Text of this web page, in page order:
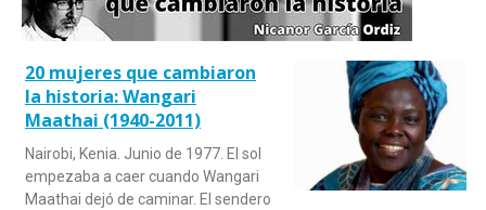
20 mujeres que cambiaron
la historia: Wangari
Maathai (1940-2011)
Nairobi, Kenia. Junio de 1977. El sol
empezaba a caer cuando Wangari
Maathai dejó de caminar. El sendero